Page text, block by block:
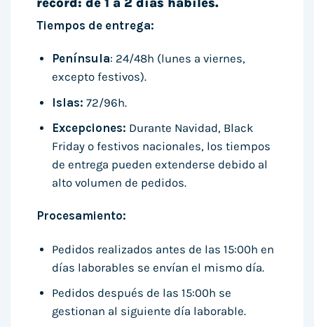
Tiempos de entrega:
Península: 24/48h (lunes a viernes,
excepto festivos).
Islas: 72/96h.
Excepciones: Durante Navidad, Black
Friday o festivos nacionales, los tiempos
de entrega pueden extenderse debido al
alto volumen de pedidos.
Procesamiento:
Pedidos realizados antes de las 15:00h en
días laborables se envían el mismo día.
Pedidos después de las 15:00h se
gestionan al siguiente día laborable.